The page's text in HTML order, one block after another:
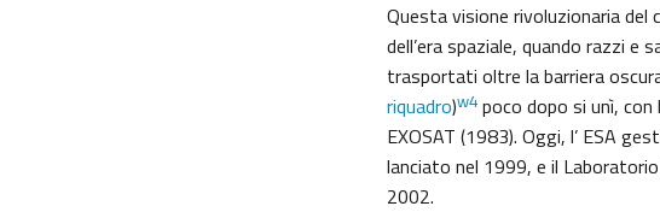
Questa visione rivoluzionaria del
dell’era spaziale, quando razzi
trasportati oltre la barriera
riquadro)w4 poco dopo si unì,
EXOSAT (1983). Oggi, l’ ESA
lanciato nel 1999, e il
2002.